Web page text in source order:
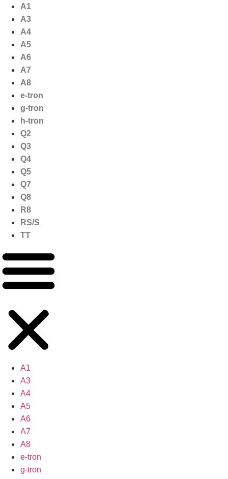
naar
inhoud
A1
A3
A4
A5
A6
A7
A8
e-tron
g-tron
h-tron
Q2
Q3
Q4
Q5
Q7
Q8
R8
RS/S
TT
A1
A3
A4
A5
A6
A7
A8
e-tron
g-tron